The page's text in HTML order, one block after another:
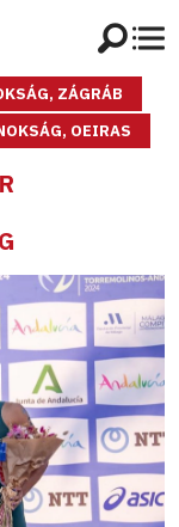
ZÁGRÁB
OEIRAS